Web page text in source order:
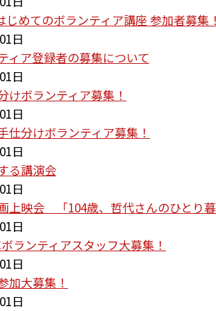
じめてのボランティア講座 参加者募集！
日
ィア登録者の募集について
日
けボランティア募集！
日
仕分けボランティア募集！
日
る講演会
日
上映会 「104歳、哲代さんのひとり暮
日
ランティアスタッフ大募集！
日
加大募集！
日